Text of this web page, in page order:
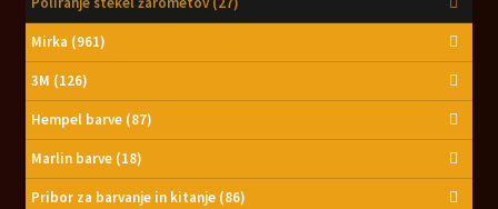
Mirka (961)
3M (126)
Hempel barve (87)
Marlin barve (18)
Pribor za barvanje in kitanje (86)